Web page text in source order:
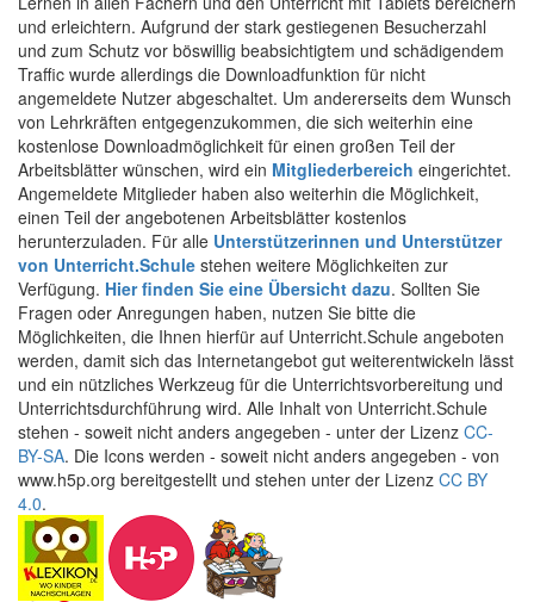
und erleichtern. Aufgrund der stark gestiegenen Besucherzahl
und zum Schutz vor böswillig beabsichtigtem und schädigendem
Traffic wurde allerdings die Downloadfunktion für nicht
angemeldete Nutzer abgeschaltet. Um andererseits dem Wunsch
von Lehrkräften entgegenzukommen, die sich weiterhin eine
kostenlose Downloadmöglichkeit für einen großen Teil der
Arbeitsblätter wünschen, wird ein Mitgliederbereich eingerichtet.
Angemeldete Mitglieder haben also weiterhin die Möglichkeit,
einen Teil der angebotenen Arbeitsblätter kostenlos
herunterzuladen. Für alle Unterstützerinnen und Unterstützer
von Unterricht.Schule stehen weitere Möglichkeiten zur
Verfügung. Hier finden Sie eine Übersicht dazu. Sollten Sie
Fragen oder Anregungen haben, nutzen Sie bitte die
Möglichkeiten, die Ihnen hierfür auf Unterricht.Schule angeboten
werden, damit sich das Internetangebot gut weiterentwickeln lässt
und ein nützliches Werkzeug für die Unterrichtsvorbereitung und
Unterrichtsdurchführung wird. Alle Inhalt von Unterricht.Schule
stehen - soweit nicht anders angegeben - unter der Lizenz CC-
BY-SA. Die Icons werden - soweit nicht anders angegeben - von
www.h5p.org bereitgestellt und stehen unter der Lizenz CC BY
4.0.